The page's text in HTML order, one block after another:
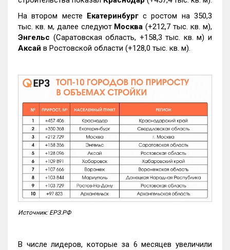
На втором месте Екатеринбургс ростом на 350,3
тыс. кв. м, далее следуют Москва (+212,7 тыс. кв. м),
Энгельс (Саратовская область, +158,3 тыс. кв. м) и
Аксай в Ростовской области (+128,0 тыс. кв. м).
Источник: ЕРЗ.РФ
В числе лидеров, которые за 6 месяцев увеличили